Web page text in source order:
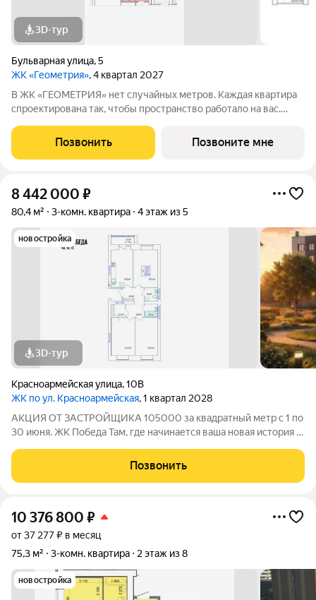
3D-тур
Бульварная улица,5
ЖК «Геометрия», 4 квартал 2027
В ЖК «ГЕОМЕТРИЯ» нет случайных метров. Каждая квартира
спроектирована так, чтобы пространство работало на вас.
потолков 2,7 м стены оштукатурены выполнена цементно-
песчаная стяжка пола установлена
Позвонить Позвоните мне
8 442 000 ₽
80,4 м² 3-комн. квартира 4 этаж из 5
новостройка
3D-тур
Красноармейская улица,10В
ЖК по ул. Красноармейская, 1 квартал 2028
АКЦИЯ ОТ ЗАСТРОЙЩИКА 105000 за квадратный метр с 1 по
30 июня. ЖК Победа Там, где начинается ваша новая история 1.
современный 5-этажный кирпичный дом на 49 квартир,
созданный в формате уютного
Позвонить
10 376 800 ₽
от 37 277 ₽ в месяц
75,3 м²
3-комн. квартира 2 этаж из 8
новостройка